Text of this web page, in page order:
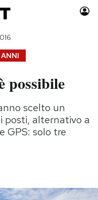
Moda
Consumismi
Storie/Idee
Altrecose
ANNI
possibile
scelto un
posti, alternativo a
GPS: solo tre